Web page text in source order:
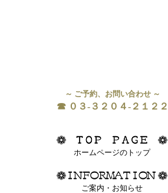
～ ご予約、お問い合わせ ～
☎ ０３-３２０４-２１２２
ホームページのトップ
ご案内・お知らせ